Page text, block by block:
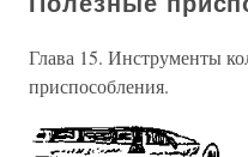
Глава 15. Инструменты
приспособления.